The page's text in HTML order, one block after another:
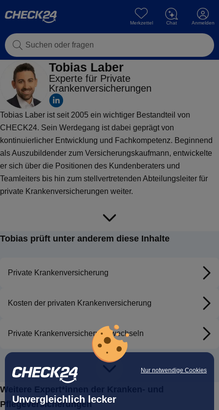
Nur notwendige Cookies
Unvergleichlich lecker
Suchen oder fragen
Merkzettel Chat Anmelden
Tobias Laber
Experte für Private
Krankenversicherungen
Tobias Laber ist seit 2005 ein wichtiger Bestandteil von
CHECK24. Sein Werdegang ist dabei geprägt von
kontinuierlicher Entwicklung und Fachkompetenz. Beginnend
als Auszubildender zum Versicherungskaufmann, entwickelte
er sich über die Positionen des Kundenberaters und
Teamleiters bis hin zum stellvertretenden Abteilungsleiter für
private Krankenversicherungen weiter.
Kundenberatung bis hin zur strategischen Planung und Leitung
im Bereich der privaten Krankenversicherungen, ermöglicht es
Tobias Labers Engagement und seine Expertise sind
Zuverlässigkeit der Informationen, die wir unseren Kunden
bieten. Sein Wissen und seine langjährige Erfahrung machen
ihn zu einem unverzichtbaren Experten in unserem Team.
Tobias prüft unter anderem diese Inhalte
Private Krankenversicherung
Kosten der privaten Krankenversicherung
Private Krankenversicherung wechseln
Private Krankenversicherung im Alter
Private Krankenversicherung für Selbstständige
Weitere Expert*innen der Kranken- und
Pflegeversicherungen